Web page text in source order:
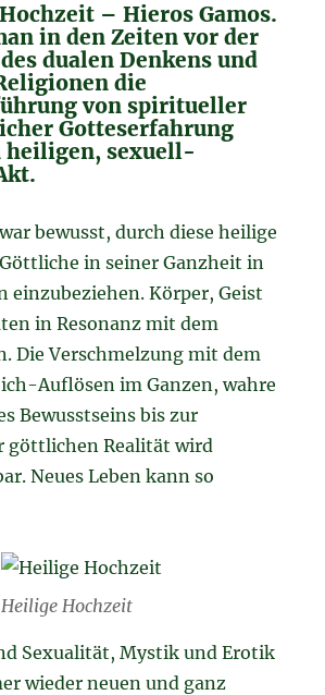
– Hieros Gamos.
in den Zeiten vor der
dualen Denkens und
die
von spiritueller
Gotteserfahrung
heiligen, sexuell-
bewusst, durch diese heilige
in seiner Ganzheit in
einzubeziehen. Körper, Geist
in Resonanz mit dem
Die Verschmelzung mit dem
Auflösen im Ganzen, wahre
Bewusstseins bis zur
göttlichen Realität wird
Neues Leben kann so
Heilige Hochzeit
Sexualität, Mystik und Erotik
wieder neuen und ganz